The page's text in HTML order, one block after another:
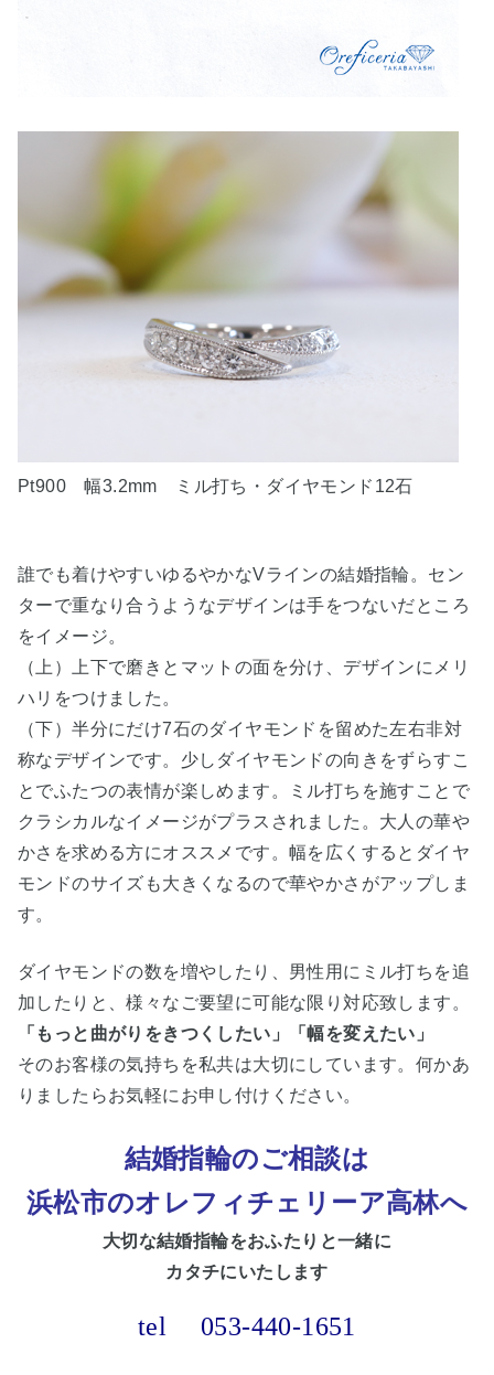
Pt900 幅3.2mm ミル打ち・ダイヤモンド12石
誰でも着けやすいゆるやかなVラインの結婚指輪。セン
ターで重なり合うようなデザインは手をつないだところ
をイメージ。
（上）上下で磨きとマットの面を分け、デザインにメリ
ハリをつけました。
（下）半分にだけ7石のダイヤモンドを留めた左右非対
称なデザインです。少しダイヤモンドの向きをずらすこ
とでふたつの表情が楽しめます。ミル打ちを施すことで
クラシカルなイメージがプラスされました。大人の華や
かさを求める方にオススメです。幅を広くするとダイヤ
モンドのサイズも大きくなるので華やかさがアップしま
す。
ダイヤモンドの数を増やしたり、男性用にミル打ちを追
加したりと、様々なご要望に可能な限り対応致します。
「もっと曲がりをきつくしたい」「幅を変えたい」
そのお客様の気持ちを私共は大切にしています。何かあ
りましたらお気軽にお申し付けください。
結婚指輪のご相談は
浜松市のオレフィチェリーア高林へ
大切な結婚指輪をおふたりと一緒に
カタチにいたします
tel 053-440-1651